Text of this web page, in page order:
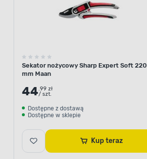
Sekator nożycowy Sharp Expert Soft 220
mm Maan
44.99 zł
/ szt.
Dostępne z dostawą
Dostępne w sklepie
Kup teraz